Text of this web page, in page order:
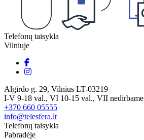
Telefonų taisykla
Vilniuje
Algirdo g. 29, Vilnius LT-03219
I-V 9-18 val., VI 10-15 val., VII nedirbame
+370 660 05555
info@telesfera.lt
Telefonų taisykla
Pabradėje